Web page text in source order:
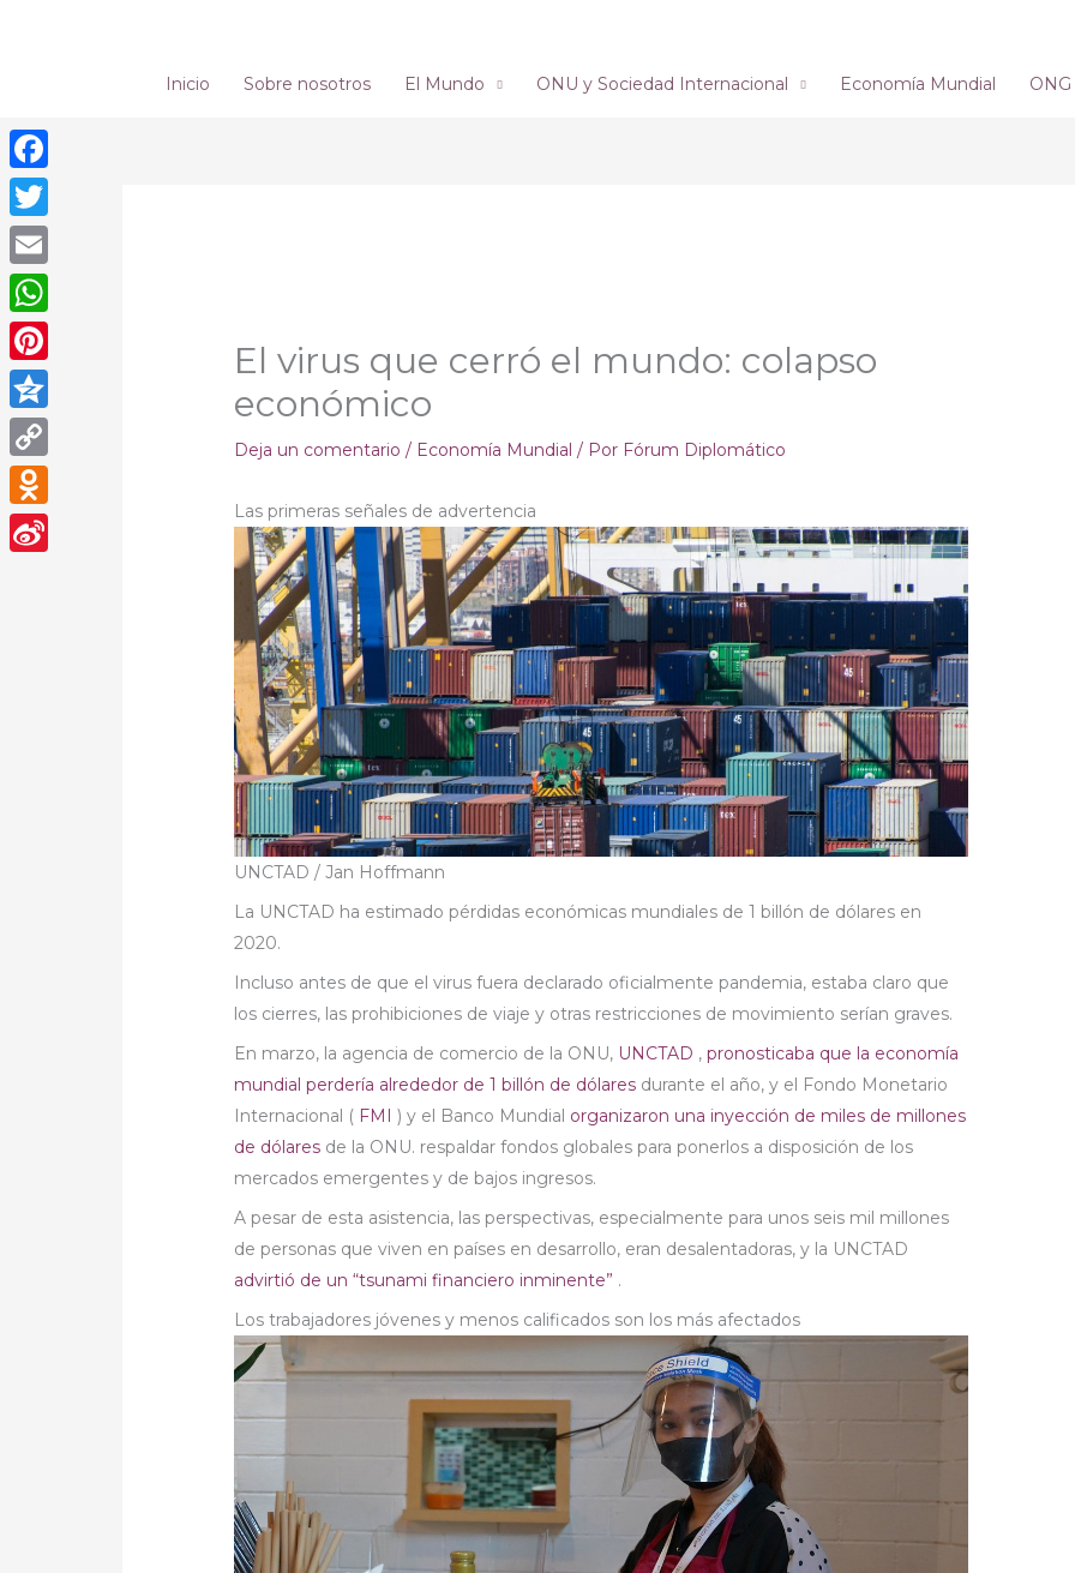
Inicio Sobre nosotros El Mundo ONU y Sociedad Internacional Economía Mundial
El virus que cerró el mundo: colapso
económico
Deja un comentario / Economía Mundial / Por Fórum Diplomático
Las primeras señales de advertencia
UNCTAD / Jan Hoffmann
La UNCTAD ha estimado pérdidas económicas mundiales de 1 billón de dólares en
2020.
Incluso antes de que el virus fuera declarado oficialmente pandemia, estaba claro que
los cierres, las prohibiciones de viaje y otras restricciones de movimiento serían graves.
En marzo, la agencia de comercio de la ONU, UNCTAD ,pronosticaba que la economía
mundial perdería alrededor de 1 billón de dólares durante el año, y el Fondo Monetario
Internacional ( FMI ) y el Banco Mundial organizaron una inyección de miles de millones
de dólares de la ONU. respaldar fondos globales para ponerlos a disposición de los
mercados emergentes y de bajos ingresos.
A pesar de esta asistencia, las perspectivas, especialmente para unos seis mil millones
de personas que viven en países en desarrollo, eran desalentadoras, y la UNCTAD
advirtió de un “tsunami financiero inminente” .
Los trabajadores jóvenes y menos calificados son los más afectados
Facebook
Twitter
Email
WhatsApp
Pinterest
Qzone
Copy
Link
Odnoklassniki